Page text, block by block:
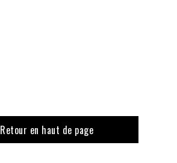
Retour en haut de page